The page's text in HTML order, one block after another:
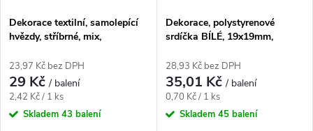
Dekorace textilní, samolepící
hvězdy, stříbrné, mix,
23,97 Kč bez DPH
29 Kč/ balení
Měrná
cena:
2,42 Kč / 1 ks
Skladem 43 balení
Dekorace, polystyrenové
srdíčka BÍLÉ, 19x19mm,
28,93 Kč bez DPH
35,01 Kč/ balení
Měrná
cena:
0,70 Kč / 1 ks
Skladem 45 balení